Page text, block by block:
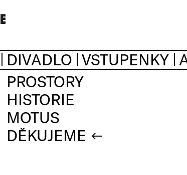
DIVADLO
PROSTORY
HISTORIE
MOTUS
DĚKUJEME
VSTUPENKY